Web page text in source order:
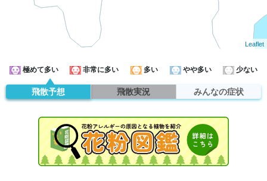
Leaflet
極めて多い 非常に多い 多い やや多い 少ない
飛散予想 飛散実況 みんなの症状